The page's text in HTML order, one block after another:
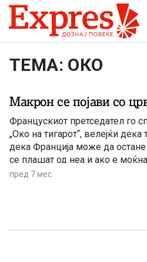
Skip to content
ТЕМА: ОКО
Макрон се појави со
Францускиот претседател го
„Око на тигарот“, велејќи
дека Франција може да остане
се плашат од неа и ако е моќна
пред 7 мес.